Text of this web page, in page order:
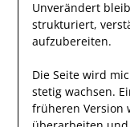
Unverändert
strukturiert,
aufzubereiten.
Die Seite wird
stetig wachsen.
früheren Version